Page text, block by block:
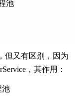
但又有区别，因为
，其作用：